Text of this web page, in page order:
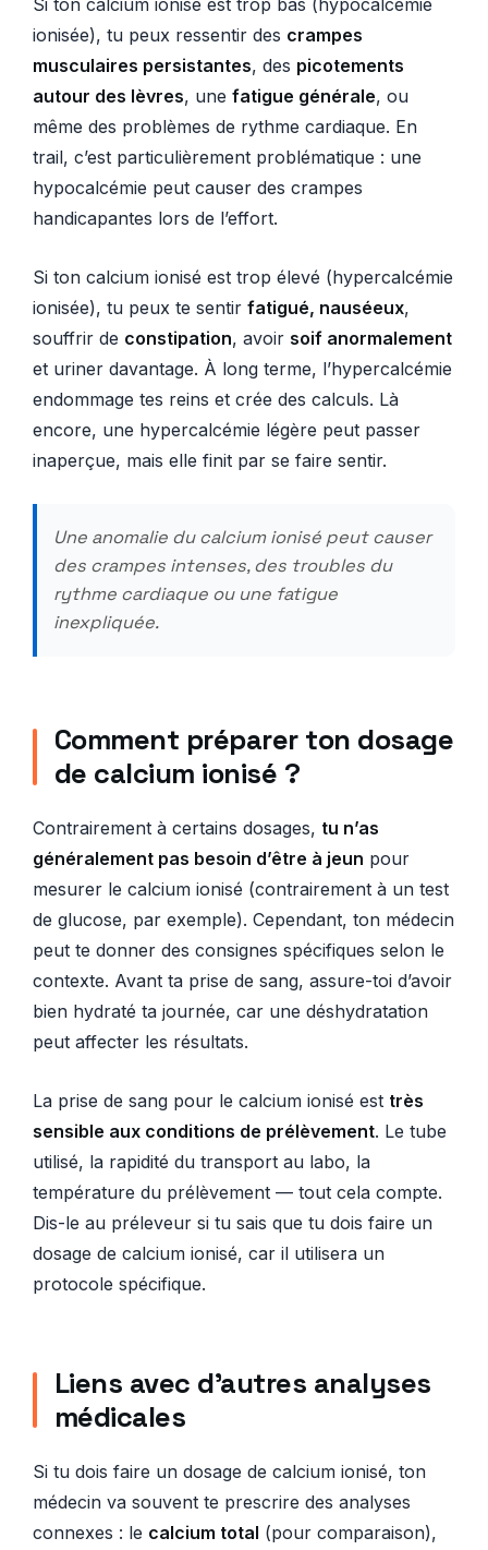
Si ton calcium ionisé est trop bas (hypocalcémie
ionisée), tu peux ressentir des crampes
musculaires persistantes, des picotements
autour des lèvres, une fatigue générale, ou
même des problèmes de rythme cardiaque. En
trail, c’est particulièrement problématique : une
hypocalcémie peut causer des crampes
handicapantes lors de l’effort.
Si ton calcium ionisé est trop élevé (hypercalcémie
ionisée), tu peux te sentir fatigué, nauséeux,
souffrir de constipation, avoir soif anormalement
et uriner davantage. À long terme, l’hypercalcémie
endommage tes reins et crée des calculs. Là
encore, une hypercalcémie légère peut passer
inaperçue, mais elle finit par se faire sentir.
Une anomalie du calcium ionisé peut causer
des crampes intenses, des troubles du
rythme cardiaque ou une fatigue
inexpliquée.
Comment préparer ton dosage
de calcium ionisé ?
Contrairement à certains dosages, tu n’as
généralement pas besoin d’être à jeun pour
mesurer le calcium ionisé (contrairement à un test
de glucose, par exemple). Cependant, ton médecin
peut te donner des consignes spécifiques selon le
contexte. Avant ta prise de sang, assure-toi d’avoir
bien hydraté ta journée, car une déshydratation
peut affecter les résultats.
La prise de sang pour le calcium ionisé est très
sensible aux conditions de prélèvement. Le tube
utilisé, la rapidité du transport au labo, la
température du prélèvement — tout cela compte.
Dis-le au préleveur si tu sais que tu dois faire un
dosage de calcium ionisé, car il utilisera un
protocole spécifique.
Liens avec d’autres analyses
médicales
Si tu dois faire un dosage de calcium ionisé, ton
médecin va souvent te prescrire des analyses
connexes : le calcium total (pour comparaison),